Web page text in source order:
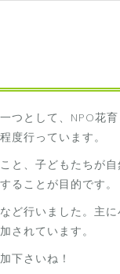
つとして、NPO花
度行っています。
と、子どもたちが
ることが目的です。
ど行いました。主
されています。
下さいね！